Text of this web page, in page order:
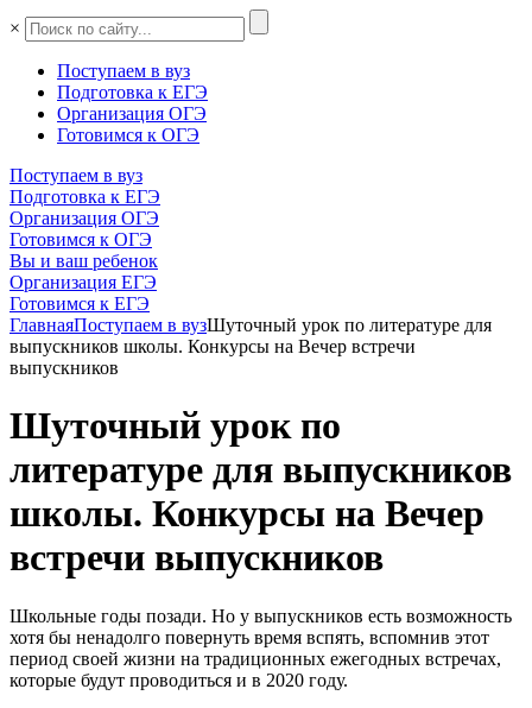
×
Поступаем в вуз
Подготовка к ЕГЭ
Организация ОГЭ
Готовимся к ОГЭ
Поступаем в вуз
Подготовка к ЕГЭ
Организация ОГЭ
Готовимся к ОГЭ
Вы и ваш ребенок
Организация ЕГЭ
Готовимся к ЕГЭ
ГлавнаяПоступаем в вузШуточный урок по литературе для
выпускников школы. Конкурсы на Вечер встречи
выпускников
Шуточный урок по
литературе для выпускников
школы. Конкурсы на Вечер
встречи выпускников
Школьные годы позади. Но у выпускников есть возможность
хотя бы ненадолго повернуть время вспять, вспомнив этот
период своей жизни на традиционных ежегодных встречах,
которые будут проводиться и в 2020 году.